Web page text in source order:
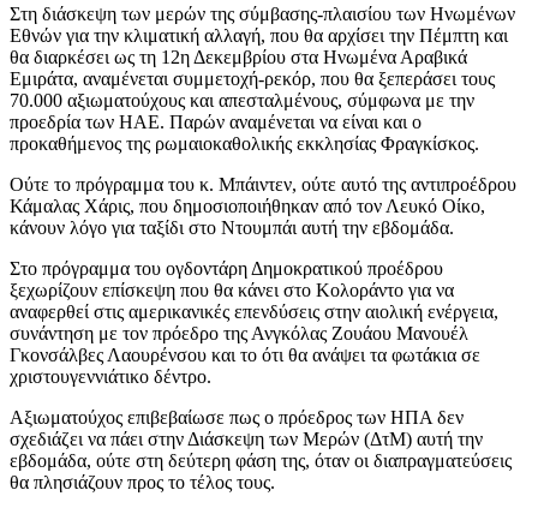
Στη διάσκεψη των μερών της σύμβασης-πλαισίου των Ηνωμένων
Εθνών για την κλιματική αλλαγή, που θα αρχίσει την Πέμπτη και
θα διαρκέσει ως τη 12η Δεκεμβρίου στα Ηνωμένα Αραβικά
Εμιράτα, αναμένεται συμμετοχή-ρεκόρ, που θα ξεπεράσει τους
70.000 αξιωματούχους και απεσταλμένους, σύμφωνα με την
προεδρία των ΗΑΕ. Παρών αναμένεται να είναι και ο
προκαθήμενος της ρωμαιοκαθολικής εκκλησίας Φραγκίσκος.
Ούτε το πρόγραμμα του κ. Μπάιντεν, ούτε αυτό της αντιπροέδρου
Κάμαλας Χάρις, που δημοσιοποιήθηκαν από τον Λευκό Οίκο,
κάνουν λόγο για ταξίδι στο Ντουμπάι αυτή την εβδομάδα.
Στο πρόγραμμα του ογδοντάρη Δημοκρατικού προέδρου
ξεχωρίζουν επίσκεψη που θα κάνει στο Κολοράντο για να
αναφερθεί στις αμερικανικές επενδύσεις στην αιολική ενέργεια,
συνάντηση με τον πρόεδρο της Ανγκόλας Ζουάου Μανουέλ
Γκονσάλβες Λαουρένσου και το ότι θα ανάψει τα φωτάκια σε
χριστουγεννιάτικο δέντρο.
Αξιωματούχος επιβεβαίωσε πως ο πρόεδρος των ΗΠΑ δεν
σχεδιάζει να πάει στην Διάσκεψη των Μερών (ΔτΜ) αυτή την
εβδομάδα, ούτε στη δεύτερη φάση της, όταν οι διαπραγματεύσεις
θα πλησιάζουν προς το τέλος τους.